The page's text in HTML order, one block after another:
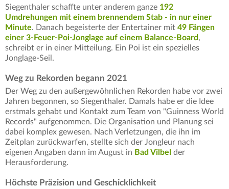
Siegenthaler schaffte unter anderem ganze 192
Umdrehungen mit einem brennendem Stab - in nur einer
Minute. Danach begeisterte der Entertainer mit 49 Fängen
einer 3-Feuer-Poi-Jonglage auf einem Balance-Board,
schreibt er in einer Mitteilung. Ein Poi ist ein spezielles
Jonglage-Seil.
Weg zu Rekorden begann 2021
Der Weg zu den außergewöhnlichen Rekorden habe vor zwei
Jahren begonnen, so Siegenthaler. Damals habe er die Idee
erstmals gehabt und Kontakt zum Team von "Guinness World
Records" aufgenommen. Die Organisation und Planung sei
dabei komplex gewesen. Nach Verletzungen, die ihn im
Zeitplan zurückwarfen, stellte sich der Jongleur nach
eigenen Angaben dann im August in Bad Vilbel der
Herausforderung.
Höchste Präzision und Geschicklichkeit